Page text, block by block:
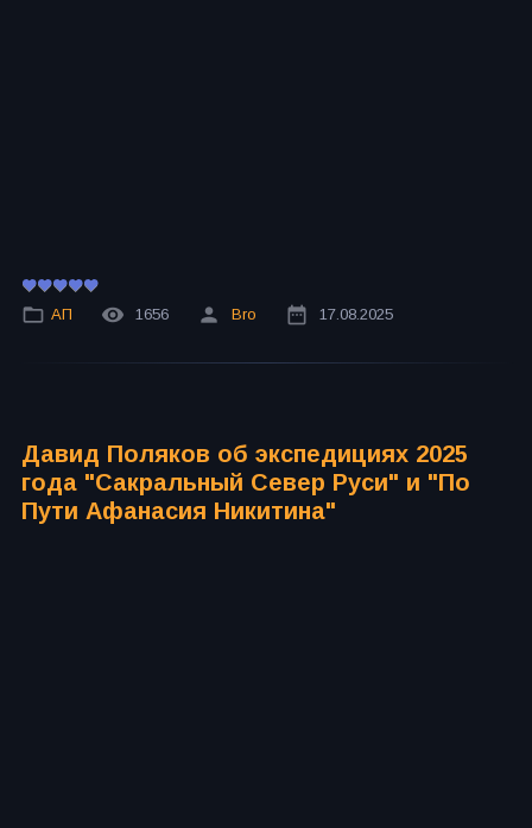
АП 1656 Bro 17.08.2025
Давид Поляков об экспедициях 2025
года "Сакральный Север Руси" и "По
Пути Афанасия Никитина"